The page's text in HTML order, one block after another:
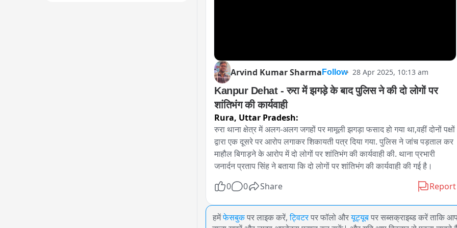
Arvind Kumar Sharma Follow 28 Apr 2025, 10:13 am
Kanpur Dehat - रुरा में झगड़े के बाद पुलिस ने की दो लोगों पर
शांतिभंग की कार्यवाही
Rura, Uttar Pradesh:
रुरा थाना क्षेत्र में अलग-अलग जगहों पर मामूली झगड़ा फसाद हो गया था,वहीं दोनों पक्षों
द्वारा एक दूसरे पर आरोप लगाकर शिकायती पत्र दिया गया. पुलिस ने जांच पड़ताल कर
माहौल बिगाड़ने के आरोप में दो लोगों पर शांतिभंग की कार्यवाही की. थाना प्रभारी
जनार्दन प्रताप सिंह ने बताया कि दो लोगों पर शांतिभंग की कार्यवाही की गई है।
0
0 Share Report
हमेंफेसबुक पर लाइक करें, ट्विटर पर फॉलो औरयूट्यूब पर सब्सक्राइब्ड करें ताकि